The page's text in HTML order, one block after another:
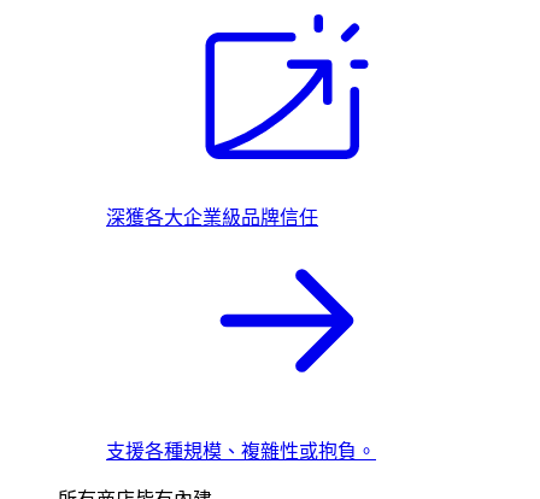
深獲各大企業級品牌信任
支援各種規模、複雜性或抱負。